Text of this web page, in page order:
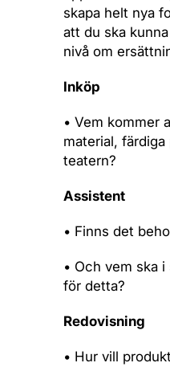
skapa helt nya
att du ska
nivå om
Inköp
• Vem kommer
material,
teatern?
Assistent
• Finns det
• Och vem ska
för detta?
Redovisning
• Hur vill